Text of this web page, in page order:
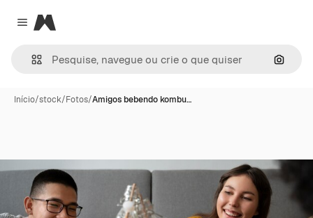
Close menu
Magnific
Início/stock/Fotos/Amigos bebendo kombu…